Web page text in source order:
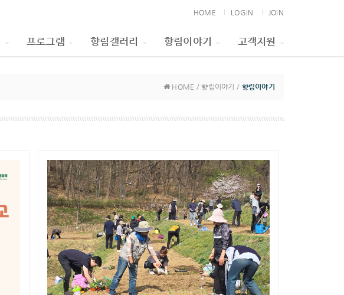
HOME LOGIN JOIN
프로그램 향림갤러리 향림이야기 고객지원
HOME / 향림이야기 / 향림이야기